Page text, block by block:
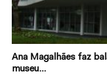
Ana Magalhães faz
museu...